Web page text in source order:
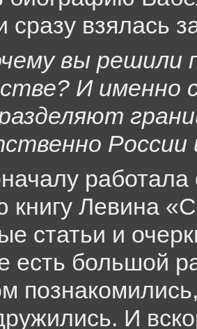
взялась
вы решили
И
России
работала
книгу Левина
статьи и
есть большой
И